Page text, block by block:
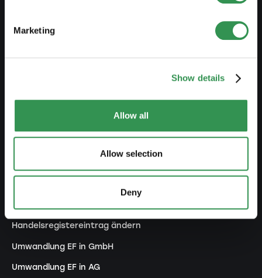
Marketing
Show details
Allow all
Allow selection
Deny
GRÜNDEN
Einzelfirma gründen
Kollektivgesellschaft gründen
Verein gründen
Zweigniederlassung gründen
Handelsregistereintrag ändern
Umwandlung EF in GmbH
Umwandlung EF in AG